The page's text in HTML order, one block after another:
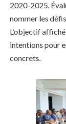
2020-2025.
nommer les
L’objectif
intentions pour
concrets.